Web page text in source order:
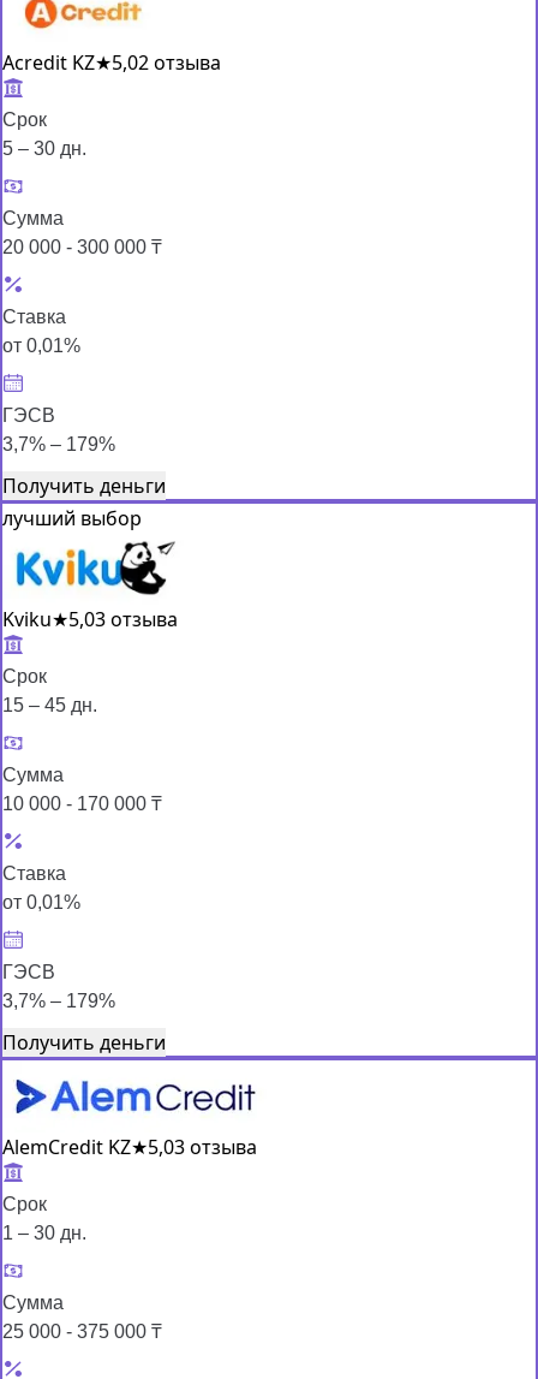
Acredit KZ★5,02 отзыва
Срок
5 – 30 дн.
Сумма
20 000 - 300 000 ₸
Ставка
от 0,01%
ГЭСВ
3,7% – 179%
Получить деньги
лучший выбор
Kviku★5,03 отзыва
Срок
15 – 45 дн.
Сумма
10 000 - 170 000 ₸
Ставка
от 0,01%
ГЭСВ
3,7% – 179%
Получить деньги
AlemCredit KZ★5,03 отзыва
Срок
1 – 30 дн.
Сумма
25 000 - 375 000 ₸